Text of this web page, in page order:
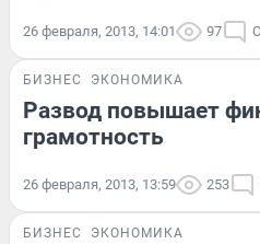
26 февраля, 2013, 14:01 97
БИЗНЕС ЭКОНОМИКА
Развод повышает
грамотность
26 февраля, 2013, 13:59 253
БИЗНЕС ЭКОНОМИКА